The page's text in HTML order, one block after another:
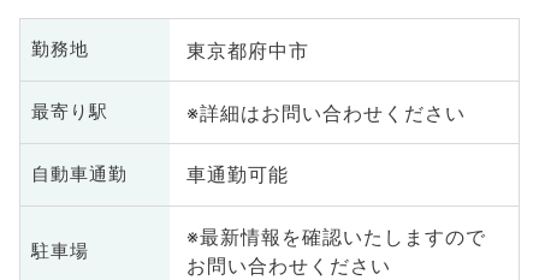
勤務地 東京都府中市
最寄り駅 ※詳細はお問い合わせください
自動車通勤 車通勤可能
駐車場
※最新情報を確認いたしますので
お問い合わせください